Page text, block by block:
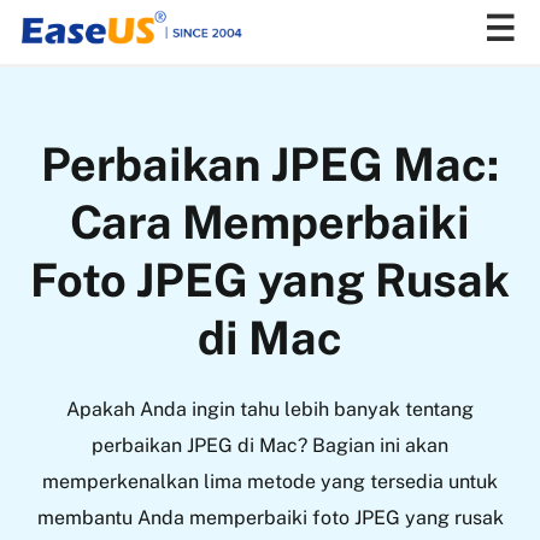
EaseUS
Perbaikan JPEG Mac:
Cara Memperbaiki
Foto JPEG yang Rusak
di Mac
Apakah Anda ingin tahu lebih banyak tentang
perbaikan JPEG di Mac? Bagian ini akan
memperkenalkan lima metode yang tersedia untuk
membantu Anda memperbaiki foto JPEG yang rusak